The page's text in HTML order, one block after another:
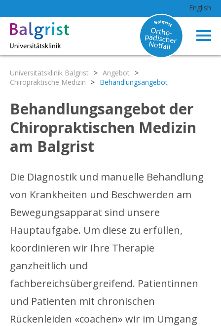
English
Universitätsklinik Balgrist > Angebot
>
Chiropraktische Medizin
> Behandlungsangebot
Behandlungsangebot der
Chiropraktischen Medizin
am Balgrist
Die Diagnostik und manuelle Behandlung
von Krankheiten und Beschwerden am
Bewegungsapparat sind unsere
Hauptaufgabe. Um diese zu erfüllen,
koordinieren wir Ihre Therapie
ganzheitlich und
fachbereichsübergreifend. Patientinnen
und Patienten mit chronischen
Rückenleiden «coachen» wir im Umgang